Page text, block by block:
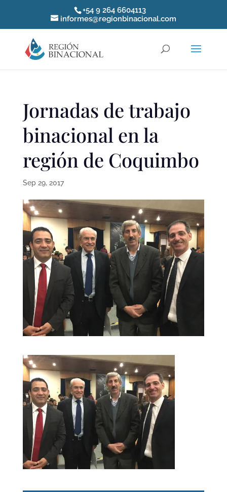
+54 9 264 6604113
informes@regionbinacional.com
Jornadas de trabajo
binacional en la
región de Coquimbo
Sep 29, 2017